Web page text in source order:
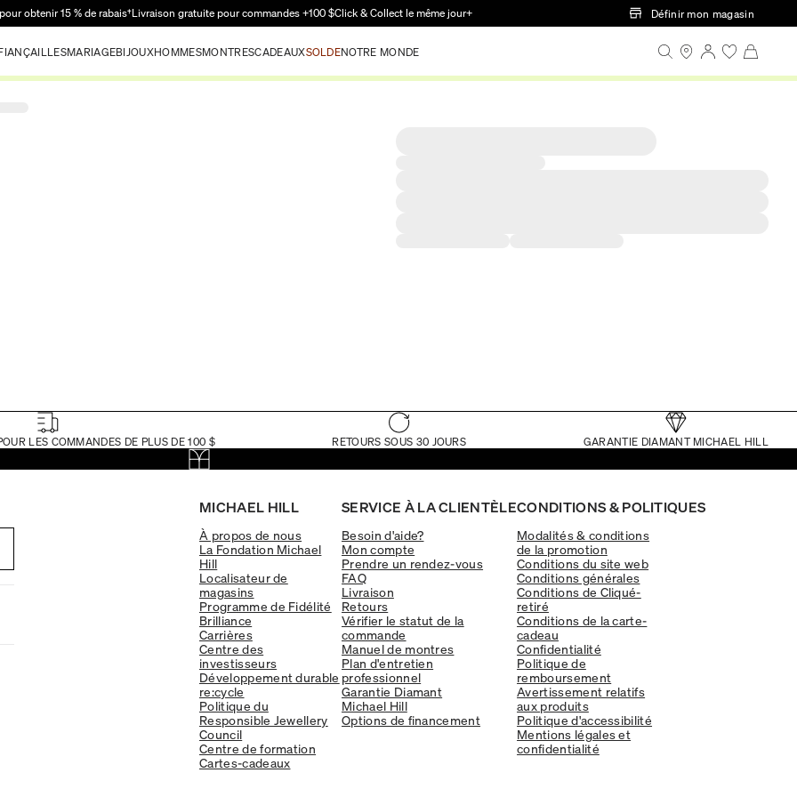
Passer au contenu principal
obtenir 15 % de rabais†Livraison gratuite pour commandes +100 $Click & Collect le même jour+ Définir mon magasin
MARIAGEBIJOUXHOMMESMONTRESCADEAUXSOLDENOTRE MONDE
LES COMMANDES DE PLUS DE 100 $ RETOURS SOUS 30 JOURS GARANTIE DIAMANT MICHAEL HILL
MICHAEL HILL
À propos de nous
La Fondation Michael
Hill
Localisateur de
magasins
Programme de Fidélité
Brilliance
Carrières
Centre des
investisseurs
Développement durable
re:cycle
Politique du
Responsible Jewellery
Council
Centre de formation
Cartes-cadeaux
SERVICE À LA CLIENTÈLE
Besoin d'aide?
Mon compte
Prendre un rendez-vous
FAQ
Livraison
Retours
Vérifier le statut de la
commande
Manuel de montres
Plan d'entretien
professionnel
Garantie Diamant
Michael Hill
Options de financement
CONDITIONS & POLITIQUES
Modalités & conditions
de la promotion
Conditions du site web
Conditions générales
Conditions de Cliqué-
retiré
Conditions de la carte-
cadeau
Confidentialité
Politique de
remboursement
Avertissement relatifs
aux produits
Politique d'accessibilité
Mentions légales et
confidentialité